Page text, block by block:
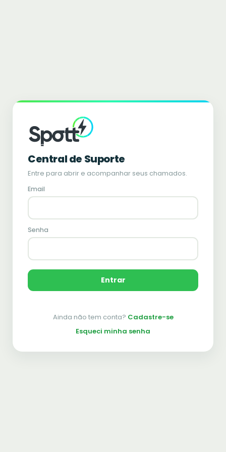
Central de Suporte
Entre para abrir e acompanhar seus chamados.
Email
Senha
Entrar
Ainda não tem conta? Cadastre-se
Esqueci minha senha